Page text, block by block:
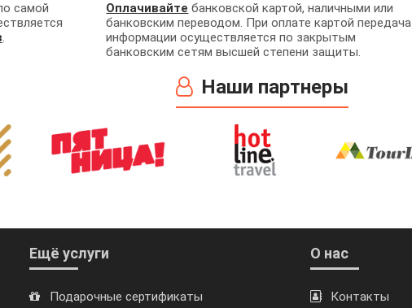
самой
.
Оплачивайте банковской картой, наличными или
банковским переводом. При оплате картой передача
информации осуществляется по закрытым
банковским сетям высшей степени защиты.
Наши партнеры
Ещё услуги
Подарочные сертификаты
О нас
Контакты